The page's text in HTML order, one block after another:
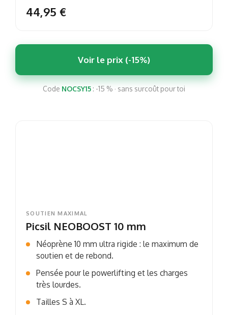
44,95 €
Voir le prix (-15%)
Code NOCSY15 : -15 % · sans surcoût pour toi
SOUTIEN MAXIMAL
Picsil NEOBOOST 10 mm
Néoprène 10 mm ultra rigide : le maximum de
soutien et de rebond.
Pensée pour le powerlifting et les charges
très lourdes.
Tailles S à XL.